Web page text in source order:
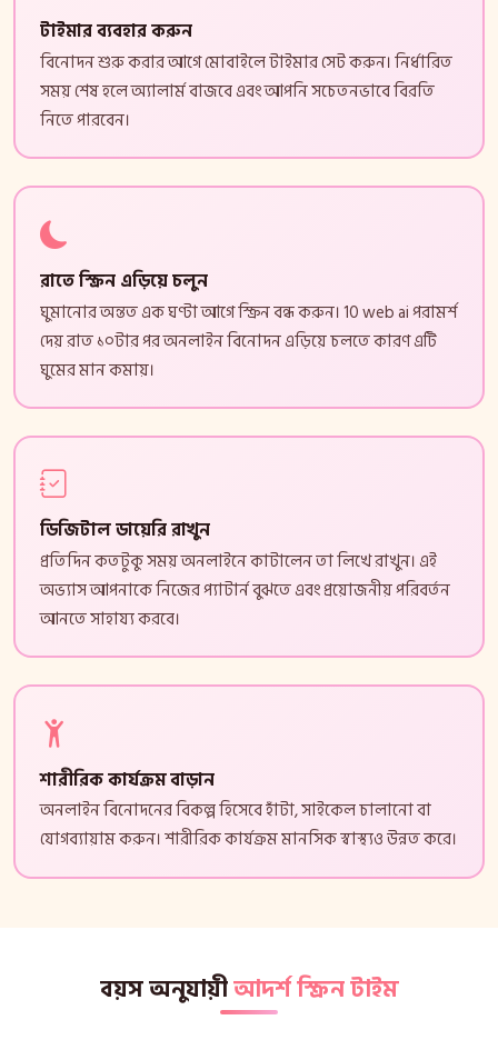
টাইমার ব্যবহার করুন
বিনোদন শুরু করার আগে মোবাইলে টাইমার সেট করুন। নির্ধারিত
সময় শেষ হলে অ্যালার্ম বাজবে এবং আপনি সচেতনভাবে বিরতি
নিতে পারবেন।
রাতে স্ক্রিন এড়িয়ে চলুন
ঘুমানোর অন্তত এক ঘণ্টা আগে স্ক্রিন বন্ধ করুন। 10 web ai পরামর্শ
দেয় রাত ১০টার পর অনলাইন বিনোদন এড়িয়ে চলতে কারণ এটি
ঘুমের মান কমায়।
ডিজিটাল ডায়েরি রাখুন
প্রতিদিন কতটুকু সময় অনলাইনে কাটালেন তা লিখে রাখুন। এই
অভ্যাস আপনাকে নিজের প্যাটার্ন বুঝতে এবং প্রয়োজনীয় পরিবর্তন
আনতে সাহায্য করবে।
শারীরিক কার্যক্রম বাড়ান
অনলাইন বিনোদনের বিকল্প হিসেবে হাঁটা, সাইকেল চালানো বা
যোগব্যায়াম করুন। শারীরিক কার্যক্রম মানসিক স্বাস্থ্যও উন্নত করে।
বয়স অনুযায়ীআদর্শ স্ক্রিন টাইম